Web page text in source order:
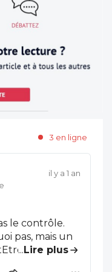
3 en ligne
il y a 1 an
le contrôle.
pas, mais un
fait tout
... Lire plus